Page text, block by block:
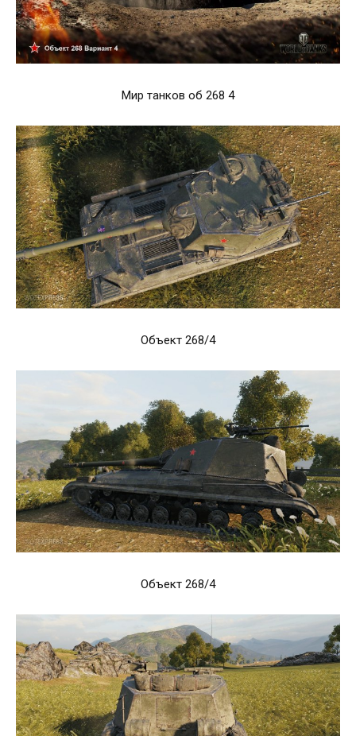
Мир танков об 268 4
Объект 268/4
Объект 268/4